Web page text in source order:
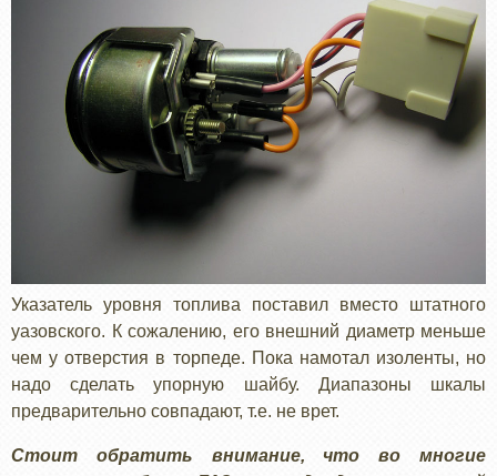
Указатель уровня топлива поставил вместо штатного
уазовского. К сожалению, его внешний диаметр меньше
чем у отверстия в торпеде. Пока намотал изоленты, но
надо сделать упорную шайбу. Диапазоны шкалы
предварительно совпадают, т.е. не врет.
Стоит обратить внимание, что во многие